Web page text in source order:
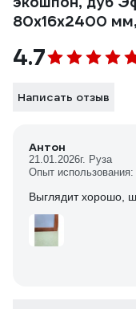
80x16x2400
4.7
Написать отзыв
Антон
21.01.2026г. Руза
Опыт
Выглядит хорошо,